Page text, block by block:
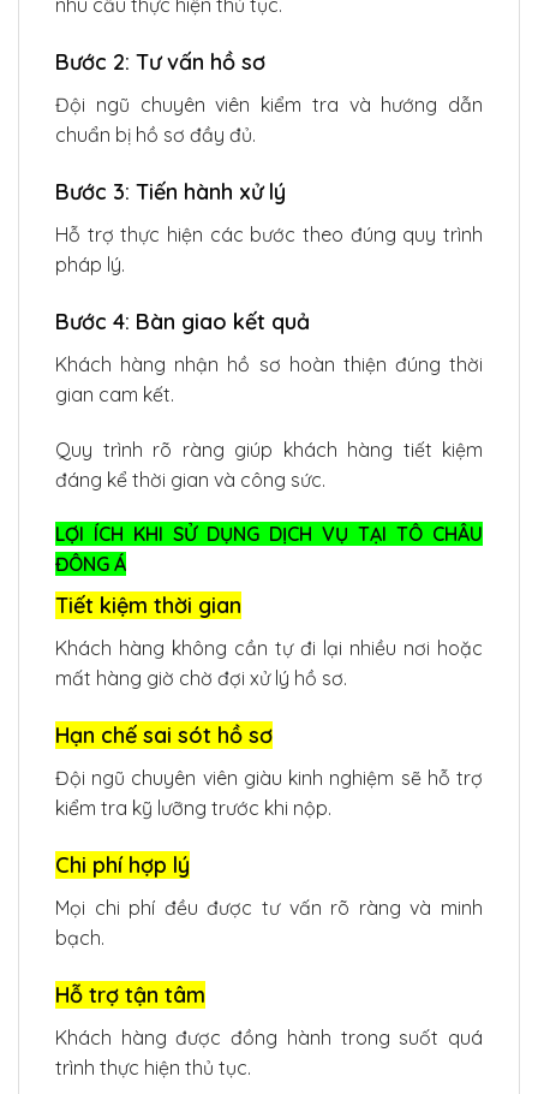
nhu cầu thực hiện thủ tục.
Bước 2: Tư vấn hồ sơ
Đội ngũ chuyên viên kiểm tra và hướng dẫn
chuẩn bị hồ sơ đầy đủ.
Bước 3: Tiến hành xử lý
Hỗ trợ thực hiện các bước theo đúng quy trình
pháp lý.
Bước 4: Bàn giao kết quả
Khách hàng nhận hồ sơ hoàn thiện đúng thời
gian cam kết.
Quy trình rõ ràng giúp khách hàng tiết kiệm
đáng kể thời gian và công sức.
LỢI ÍCH KHI SỬ DỤNG DỊCH VỤ TẠI TÔ CHÂU
ĐÔNG Á
Tiết kiệm thời gian
Khách hàng không cần tự đi lại nhiều nơi hoặc
mất hàng giờ chờ đợi xử lý hồ sơ.
Hạn chế sai sót hồ sơ
Đội ngũ chuyên viên giàu kinh nghiệm sẽ hỗ trợ
kiểm tra kỹ lưỡng trước khi nộp.
Chi phí hợp lý
Mọi chi phí đều được tư vấn rõ ràng và minh
bạch.
Hỗ trợ tận tâm
Khách hàng được đồng hành trong suốt quá
trình thực hiện thủ tục.